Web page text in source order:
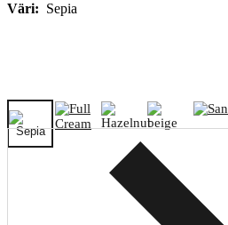
Väri: Sepia